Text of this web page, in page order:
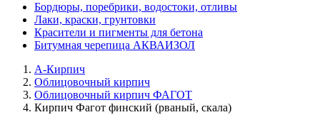
Бордюры, поребрики, водостоки, отливы
Лаки, краски, грунтовки
Красители и пигменты для бетона
Битумная черепица АКВАИЗОЛ
А-Кирпич
Облицовочный кирпич
Облицовочный кирпич ФАГОТ
Кирпич Фагот финский (рваный, скала)